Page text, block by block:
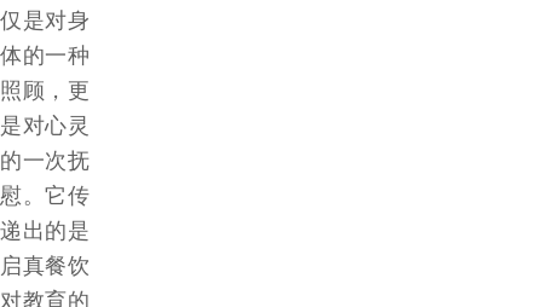
仅是对身
体的一种
照顾，更
是对心灵
的一次抚
慰。它传
递出的是
启真餐饮
对教育的